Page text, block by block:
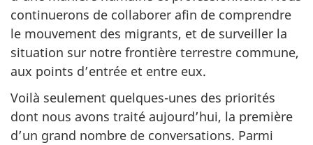
continuerons de collaborer afin de comprendre
le mouvement des migrants, et de surveiller la
situation sur notre frontière terrestre commune,
aux points d’entrée et entre eux.
Voilà seulement quelques-unes des priorités
dont nous avons traité aujourd’hui, la première
d’un grand nombre de conversations. Parmi